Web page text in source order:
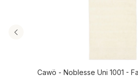
Cawö - Noblesse Uni 1001 -